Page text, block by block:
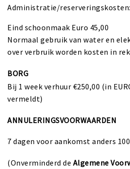
Administratie/reserveringskosten:
Eind schoonmaak Euro 45,00
Normaal gebruik van water en
over verbruik worden kosten in
BORG
Bij 1 week verhuur €250,00 (in
vermeldt)
ANNULERINGSVOORWAARDEN
7 dagen voor aankomst anders
(Onverminderd de Algemene